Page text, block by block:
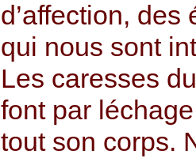
d’affection,
qui nous sont
Les caresses
font par
tout son corps.